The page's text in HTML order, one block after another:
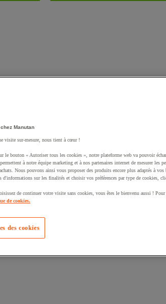
un produit à votre panier :
Manutan
visite sur-mesure, nous tient à cœur !
le bouton « Autoriser tous les cookies », notre plateforme web va pouvoir
à notre équipe marketing et à nos partenaires internet de mesurer les
Nous pouvons ainsi vous proposer des produits encore plus adaptés à
d'informations sur les finalités et choisir vos préférences par type de cookies,
de continuer votre visite sans cookies, vous êtes le bienvenu aussi !
de cookies.
des cookies